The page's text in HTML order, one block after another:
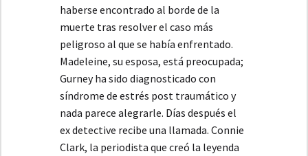
haberse encontrado al borde de la
muerte tras resolver el caso más
peligroso al que se había enfrentado.
Madeleine, su esposa, está preocupada;
Gurney ha sido diagnosticado con
síndrome de estrés post traumático y
nada parece alegrarle. Días después el
ex detective recibe una llamada. Connie
Clark, la periodista que creó la leyenda